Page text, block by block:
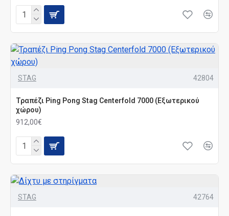
STAG 42804
Τραπέζι Ping Pong Stag Centerfold 7000 (Εξωτερικού
χώρου)
912,00€
STAG 42764